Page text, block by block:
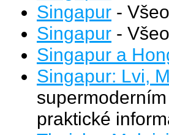
Singapur -
Singapur -
Singapur a
Singapur: Lvi,
praktické